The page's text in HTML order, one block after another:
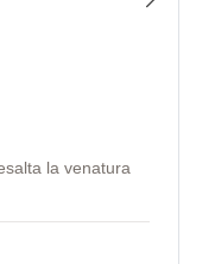
la venatura